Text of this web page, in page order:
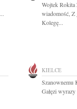
Wojtek Rokita
wiadomość, Z
Kolegę...
KIELCE
Szanownemu
Gałęzi